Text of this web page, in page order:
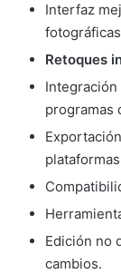
Interfaz
Retoques
programas
Edición no
cambios.